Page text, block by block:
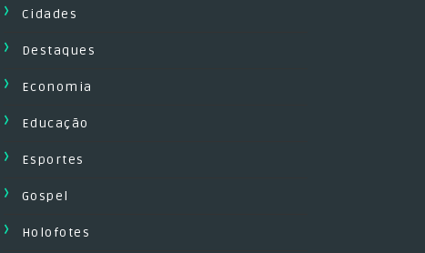
Cidades
Destaques
Economia
Educação
Esportes
Gospel
Holofotes